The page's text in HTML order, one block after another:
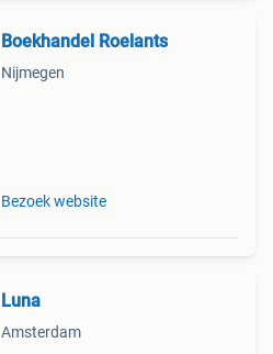
Boekhandel Roelants
Nijmegen
Bezoek website
Luna
Amsterdam